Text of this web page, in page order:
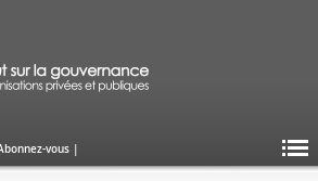
vous |